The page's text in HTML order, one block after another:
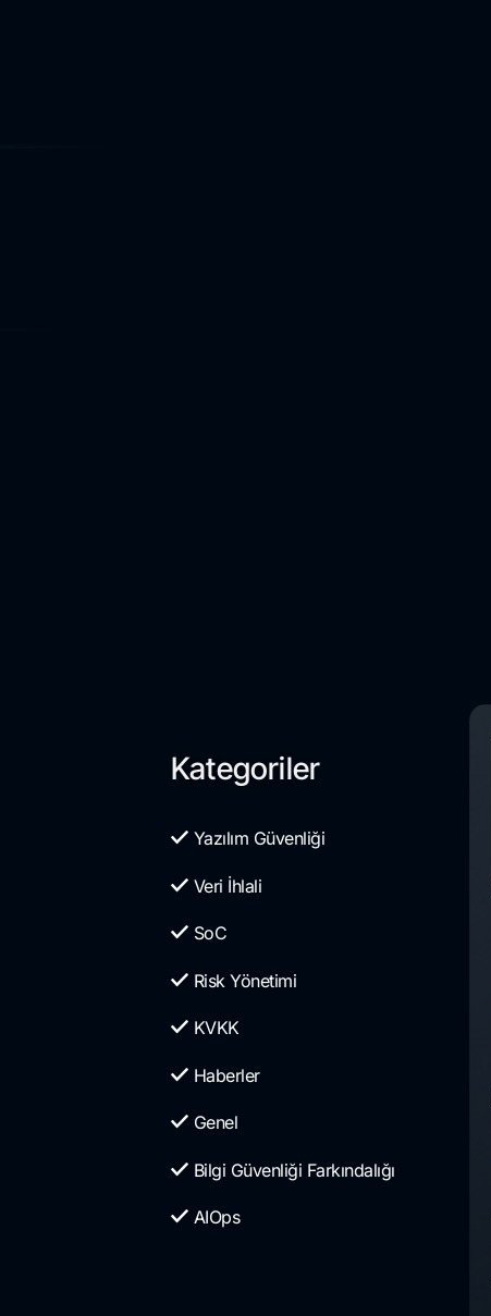
Kategoriler
Yazılım Güvenliği
Veri İhlali
SoC
Risk Yönetimi
KVKK
Haberler
Genel
Bilgi Güvenliği Farkındalığı
AIOps